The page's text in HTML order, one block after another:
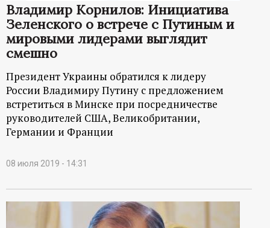
Владимир Корнилов: Инициатива
Зеленского о встрече с Путиным и
мировыми лидерами выглядит
смешно
Президент Украины обратился к лидеру
России Владимиру Путину с предложением
встретиться в Минске при посредничестве
руководителей США, Великобритании,
Германии и Франции
08 июля 2019 - 14:31